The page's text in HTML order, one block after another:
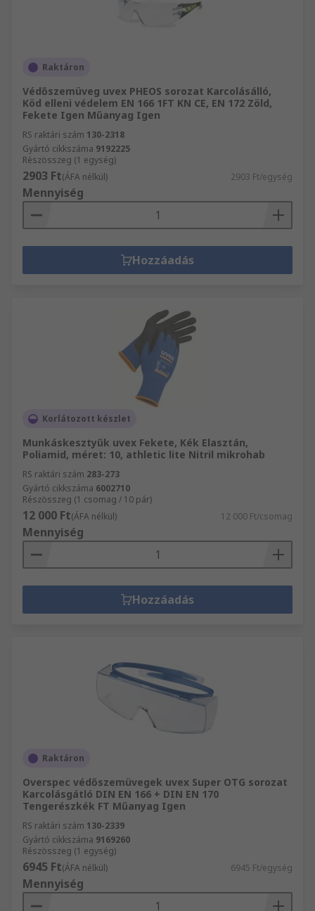
Raktáron
Védőszemüveg uvex PHEOS sorozat Karcolásálló,
Köd elleni védelem EN 166 1FT KN CE, EN 172 Zöld,
Fekete Igen Műanyag Igen
RS raktári szám 130-2318
Gyártó cikkszáma 9192225
Részösszeg (1 egység)
2903 Ft(ÁFA nélkül) 2903 Ft/egység
Mennyiség
Hozzáadás
Korlátozott készlet
Munkáskesztyűk uvex Fekete, Kék Elasztán,
Poliamid, méret: 10, athletic lite Nitril mikrohab
RS raktári szám 283-273
Gyártó cikkszáma 6002710
Részösszeg (1 csomag / 10 pár)
12 000 Ft(ÁFA nélkül) 12 000 Ft/csomag
Mennyiség
Hozzáadás
Raktáron
Overspec védőszemüvegek uvex Super OTG sorozat
Karcolásgátló DIN EN 166 + DIN EN 170
Tengerészkék FT Műanyag Igen
RS raktári szám 130-2339
Gyártó cikkszáma 9169260
Részösszeg (1 egység)
6945 Ft(ÁFA nélkül) 6945 Ft/egység
Mennyiség